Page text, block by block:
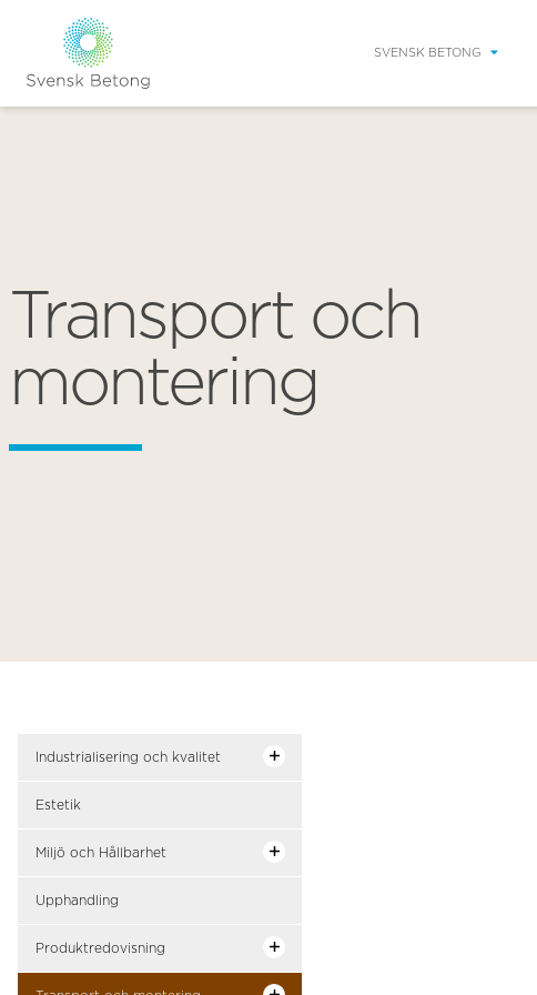
SVENSK BETONG
Transport och
montering
Industrialisering och kvalitet
Estetik
Miljö och Hållbarhet
Upphandling
Produktredovisning